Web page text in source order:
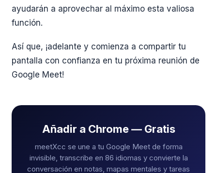
ayudarán a aprovechar al máximo esta valiosa
función.
Así que, ¡adelante y comienza a compartir tu
pantalla con confianza en tu próxima reunión de
Google Meet!
Añadir a Chrome — Gratis
meetXcc se une a tu Google Meet de forma
invisible, transcribe en 86 idiomas y convierte la
conversación en notas, mapas mentales y tareas